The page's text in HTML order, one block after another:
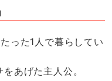
った1人で暮らしてい
あげた主人公。